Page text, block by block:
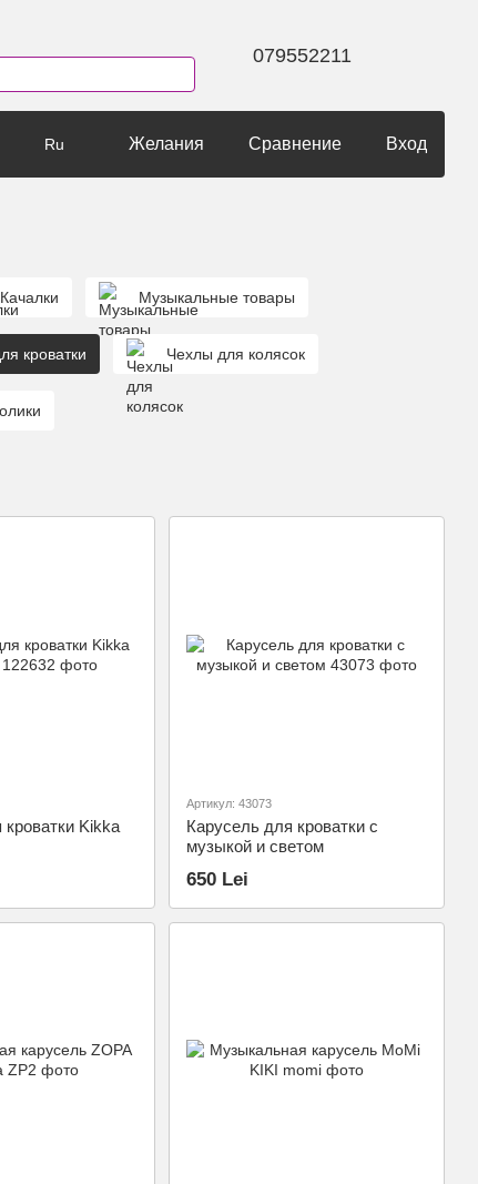
079552211
Ru Желания Сравнение Вход
Качалки Музыкальные товары
кроватки Чехлы для колясок
Kikka
Артикул: 43073
Карусель для кроватки с
музыкой и светом
650 Lei